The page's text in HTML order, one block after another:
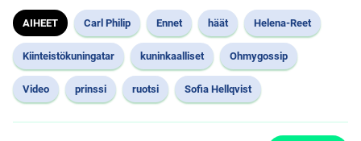
AIHEET Carl Philip Ennet häät Helena-Reet
Kiinteistökuningatar kuninkaalliset Ohmygossip
Video prinssi ruotsi Sofia Hellqvist